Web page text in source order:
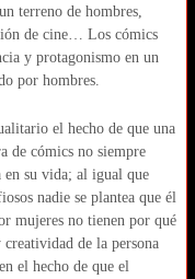
terreno de hombres,
de cine… Los cómics
y protagonismo en un
por hombres.
el hecho de que una
de cómics no siempre
en su vida; al igual que
nadie se plantea que él
mujeres no tienen por qué
de la persona
el hecho de que el